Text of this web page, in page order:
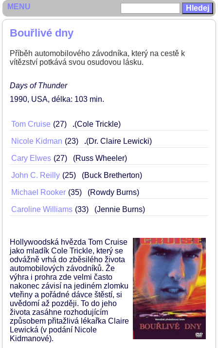
Bouřlivé dny
Příběh automobilového závodníka, který na cestě k
vítězství potkává svou osudovou lásku.
Days of Thunder
1990 USA délka: 103 min
Tom Cruise 27 .(Cole Trickle)
Nicole Kidman 23 .(Dr. Claire Lewicki)
Cary Elwes 27 (Russ Wheeler)
John C. Reilly 25 (Buck Bretherton)
Michael Rooker 35 (Rowdy Burns)
Caroline Williams 33 (Jennie Burns)
Hollywoodská hvězda Tom Cruise
jako mladík Cole Trickle, který se
odvážně vrhá do zběsilého života
automobilových závodníků. Že
výhra i prohra zde velmi často
nakonec závisí na jediném zlomku
vteřiny a pořádné dávce štěstí, si
uvědomí až později. To do jeho
života zasáhne rozhodujícím
způsobem přitažlivá lékařka Claire
Lewická (v podání Nicole
Kidmanové).
MENU